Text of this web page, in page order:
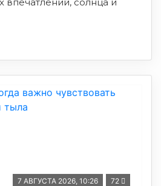
7 АВГУСТА 2026, 10:26 72